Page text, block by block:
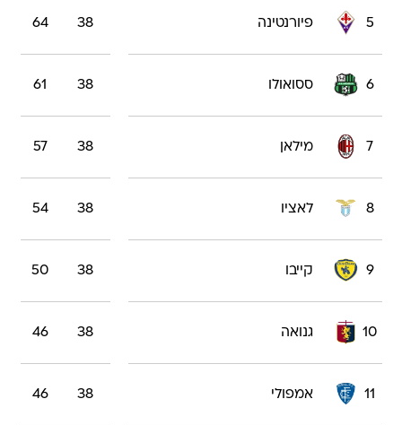
5 פיורנטינה 38
64
6 ססואולו 38
61
7 מילאן 38
57
8 לאציו 38
54
9 קייבו 38
50
10 גנואה 38
46
11 אמפולי 38
46